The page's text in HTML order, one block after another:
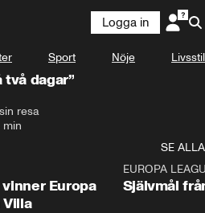
Logga in
Sport Nöje Livsstil
två dagar”
resa
min
SE ALLA
Europa
EUROPA
Självmål